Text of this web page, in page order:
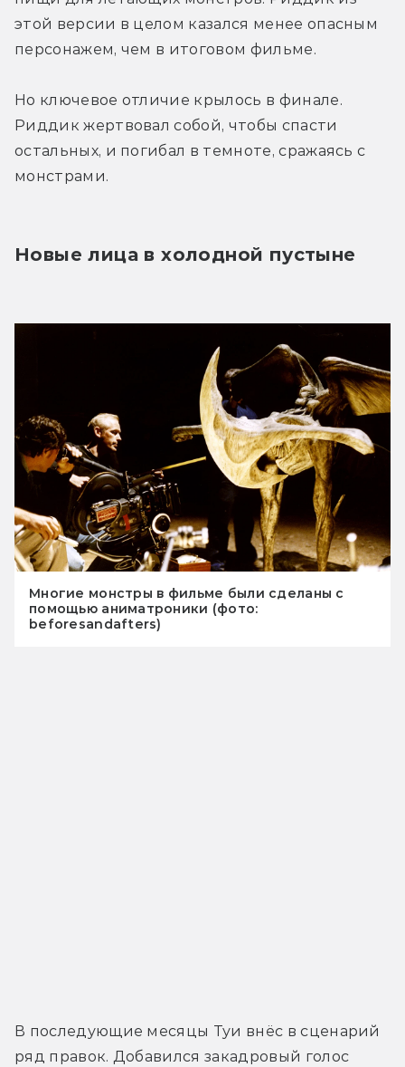
этой версии в целом казался менее опасным
персонажем, чем в итоговом фильме.
Но ключевое отличие крылось в финале.
Риддик жертвовал собой, чтобы спасти
остальных, и погибал в темноте, сражаясь с
монстрами.
Новые лица в холодной пустыне
Многие монстры в фильме были сделаны с
помощью аниматроники (фото:
beforesandafters)
В последующие месяцы Туи внёс в сценарий
ряд правок. Добавился закадровый голос